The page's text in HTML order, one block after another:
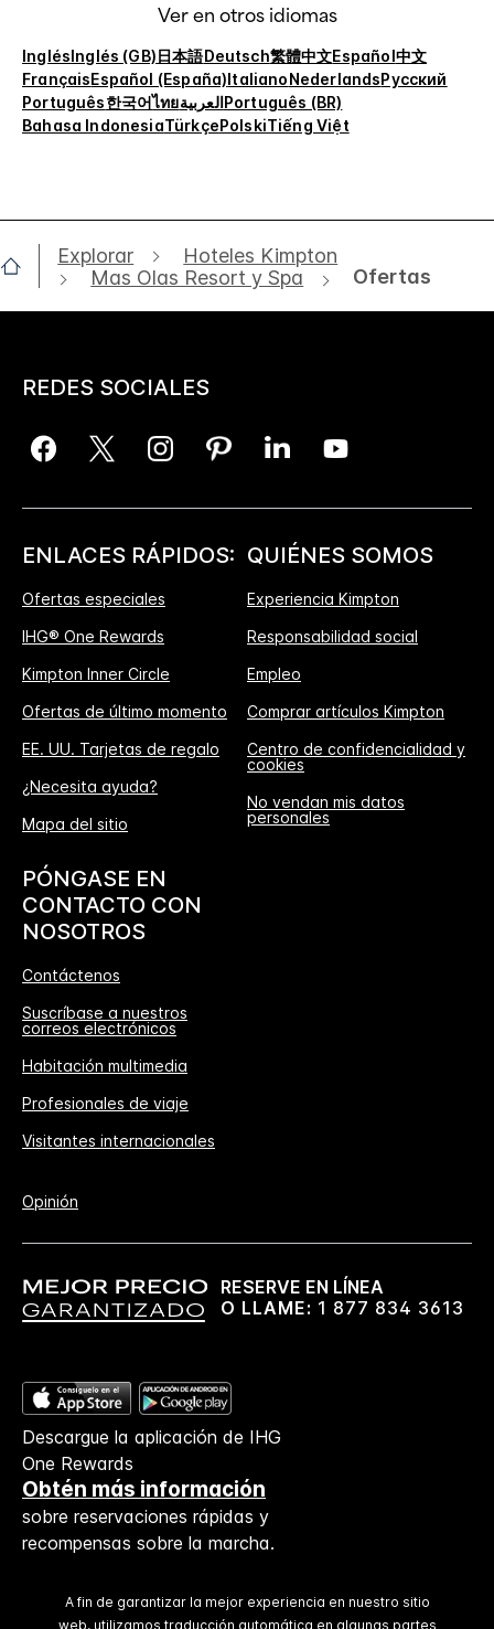
Ver en otros idiomas
InglésInglés (GB)日本語Deutsch繁體中文Español中文
FrançaisEspañol (España)ItalianoNederlandsРусский
Português한국어ไทยالعربيةPortuguês (BR)
Bahasa IndonesiaTürkçePolskiTiếng Việt
Explorar
Hoteles Kimpton
Mas Olas Resort y Spa
Ofertas
REDES SOCIALES
ENLACES RÁPIDOS:
Ofertas especiales
IHG® One Rewards
Kimpton Inner Circle
Ofertas de último momento
EE. UU. Tarjetas de regalo
¿Necesita ayuda?
Mapa del sitio
QUIÉNES SOMOS
Experiencia Kimpton
Responsabilidad social
Empleo
Comprar artículos Kimpton
Centro de confidencialidad y
cookies
No vendan mis datos
personales
PÓNGASE EN
CONTACTO CON
NOSOTROS
Contáctenos
Suscríbase a nuestros
correos electrónicos
Habitación multimedia
Profesionales de viaje
Visitantes internacionales
Opinión
RESERVE EN LÍNEA
O LLAME: 1 877 834 3613
Descargue la aplicación de IHG
One Rewards
Obtén más información
sobre reservaciones rápidas y
recompensas sobre la marcha.
A fin de garantizar la mejor experiencia en nuestro sitio
web, utilizamos traducción automática en algunas partes